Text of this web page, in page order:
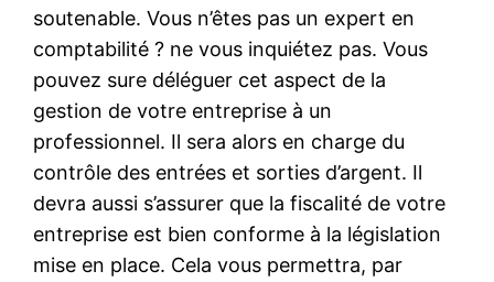
soutenable. Vous n’êtes pas un expert en
comptabilité ? ne vous inquiétez pas. Vous
pouvez sure déléguer cet aspect de la
gestion de votre entreprise à un
professionnel. Il sera alors en charge du
contrôle des entrées et sorties d’argent. Il
devra aussi s’assurer que la fiscalité de votre
entreprise est bien conforme à la législation
mise en place. Cela vous permettra, par